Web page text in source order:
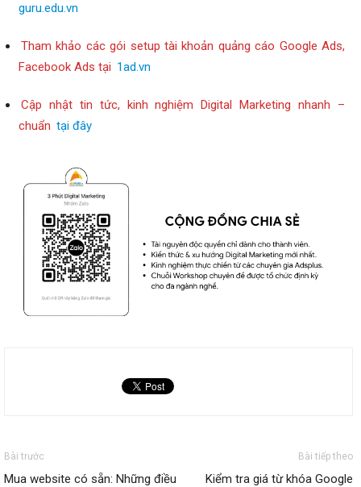
guru.edu.vn
Tham khảo các gói setup tài khoản quảng cáo Google Ads,
Facebook Ads tại 1ad.vn
Cập nhật tin tức, kinh nghiệm Digital Marketing nhanh –
chuẩn tại đây
Bài trước
Mua website có sẵn: Những điều
Bài tiếp theo
Kiểm tra giá từ khóa Google